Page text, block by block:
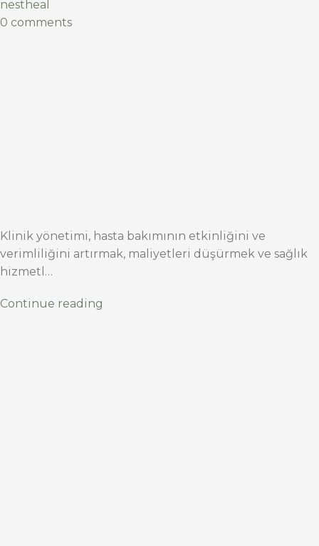
nestheal
0 comments
Klinik yönetimi, hasta bakımının etkinliğini ve
verimliliğini artırmak, maliyetleri düşürmek ve sağlık
hizmetl…
Continue reading